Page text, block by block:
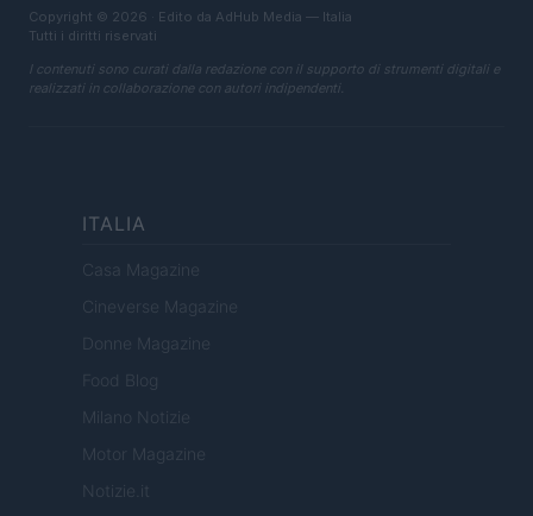
Copyright © 2026 · Edito da AdHub Media — Italia
Tutti i diritti riservati
I contenuti sono curati dalla redazione con il supporto di strumenti digitali e
realizzati in collaborazione con autori indipendenti.
ITALIA
Casa Magazine
Cineverse Magazine
Donne Magazine
Food Blog
Milano Notizie
Motor Magazine
Notizie.it